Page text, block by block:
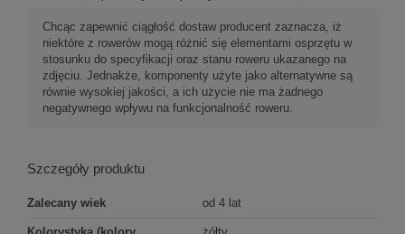
Chcąc zapewnić ciągłość dostaw producent zaznacza, iż
niektóre z rowerów mogą różnić się elementami osprzętu w
stosunku do specyfikacji oraz stanu roweru ukazanego na
zdjęciu. Jednakże, komponenty użyte jako alternatywne są
równie wysokiej jakości, a ich użycie nie ma żadnego
negatywnego wpływu na funkcjonalność roweru.
Szczegóły produktu
Zalecany wiek od 4 lat